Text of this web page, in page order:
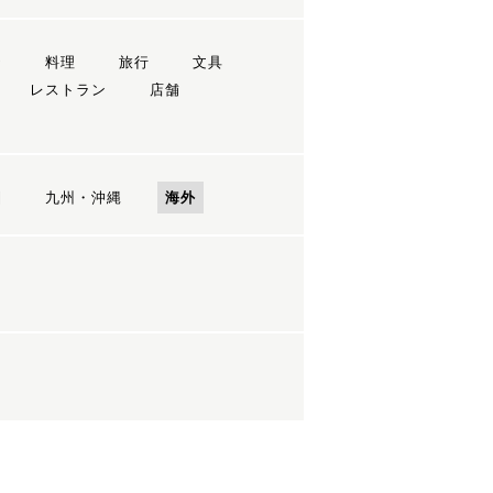
料理 旅行
文具
レストラン
店舗
九州・沖縄 海外